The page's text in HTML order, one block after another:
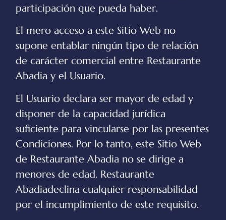
participación que pueda haber.
El mero acceso a este Sitio Web no
supone entablar ningún tipo de relación
de carácter comercial entre Restaurante
Abadia y el Usuario.
El Usuario declara ser mayor de edad y
disponer de la capacidad jurídica
suficiente para vincularse por las presentes
Condiciones. Por lo tanto, este Sitio Web
de Restaurante Abadia no se dirige a
menores de edad. Restaurante
Abadiadeclina cualquier responsabilidad
por el incumplimiento de este requisito.